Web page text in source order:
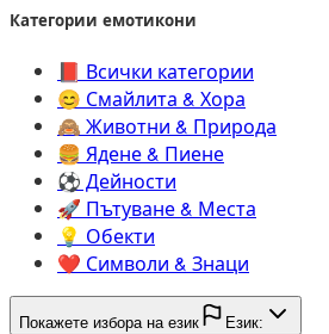
Категории емотикони
📕️ Всички категории
😊️ Смайлита & Хора
🙈️ Животни & Природа
🍔️ Ядене & Пиене
⚽️ Дейности
🚀️ Пътуване & Места
💡️ Обекти
❤️ Символи & Знаци
Покажете избора на език Език: